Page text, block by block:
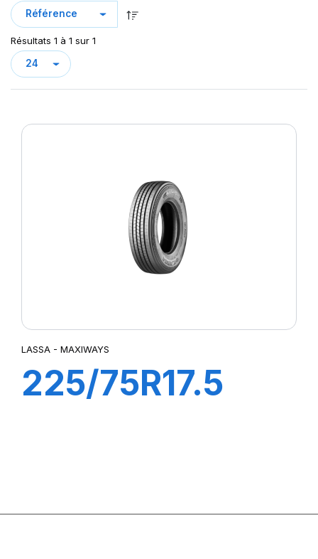
Résultats 1 à 1 sur 1
LASSA - MAXIWAYS
225/75R17.5